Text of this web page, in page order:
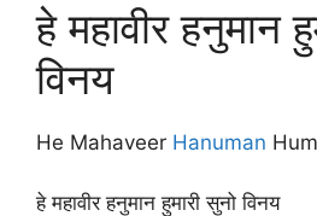
हे महावीर हनुमान
विनय
He Mahaveer Hanuman
हे महावीर हनुमान हुमारी सुनो विनय